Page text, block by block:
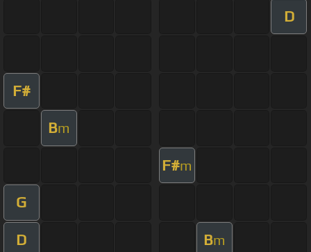
D
F#
Bm
F#m
G
D Bm